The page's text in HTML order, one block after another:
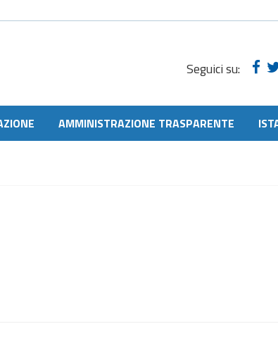
Seguici su:
AMMINISTRAZIONE TRASPARENTE